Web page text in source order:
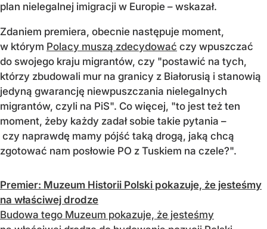
plan nielegalnej imigracji w Europie – wskazał.
Zdaniem premiera, obecnie następuje moment,
w którym Polacy muszą zdecydować czy wpuszczać
do swojego kraju migrantów, czy "postawić na tych,
którzy zbudowali mur na granicy z Białorusią i stanowią
jedyną gwarancję niewpuszczania nielegalnych
migrantów, czyli na PiS". Co więcej, "to jest też ten
moment, żeby każdy zadał sobie takie pytania –
czy naprawdę mamy pójść taką drogą, jaką chcą
zgotować nam posłowie PO z Tuskiem na czele?".
Premier: Muzeum Historii Polski pokazuje, że jesteśmy
na właściwej drodze
Budowa tego Muzeum pokazuje, że jesteśmy